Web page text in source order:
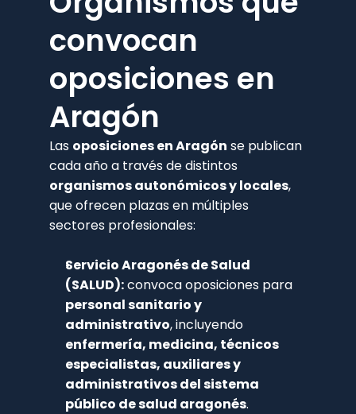
convocan
oposiciones en
Aragón
Las oposiciones en Aragón se publican
organismos autonómicos y locales,
que ofrecen plazas en múltiples
sectores profesionales:
Servicio Aragonés de Salud
(SALUD):
personal sanitario y
administrativo
enfermería, medicina, técnicos
especialistas, auxiliares y
administrativos del sistema
público de salud aragonés.